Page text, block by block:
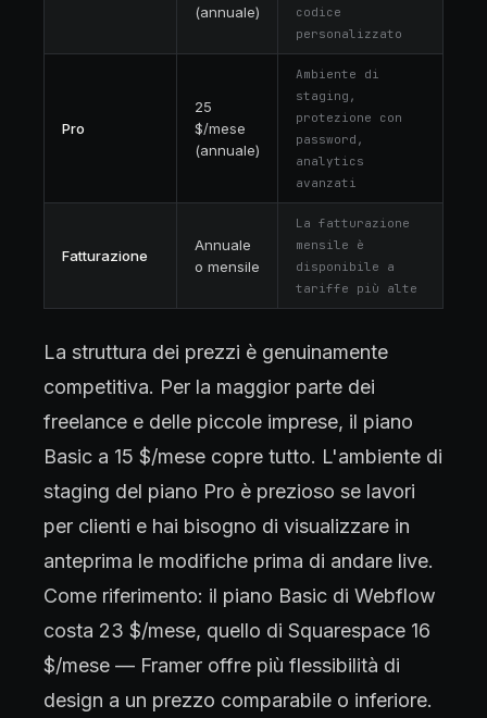
(annuale)
codice
personalizzato
Pro
25
$/mese
(annuale)
Ambiente di
staging,
protezione con
password,
analytics
avanzati
Fatturazione
Annuale
o mensile
La fatturazione
mensile è
disponibile a
tariffe più alte
La struttura dei prezzi è genuinamente
competitiva. Per la maggior parte dei
freelance e delle piccole imprese, il piano
Basic a 15 $/mese copre tutto. L'ambiente di
staging del piano Pro è prezioso se lavori
per clienti e hai bisogno di visualizzare in
anteprima le modifiche prima di andare live.
Come riferimento: il piano Basic di Webflow
costa 23 $/mese, quello di Squarespace 16
$/mese — Framer offre più flessibilità di
design a un prezzo comparabile o inferiore.